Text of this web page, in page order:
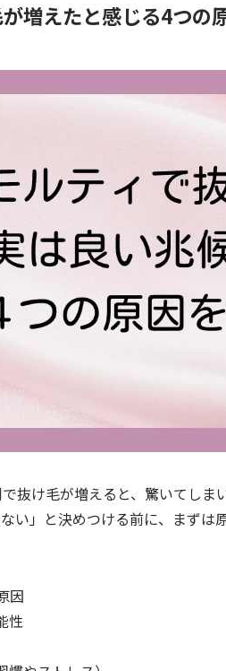
増えたと感じる4つの
抜け毛が増えると、驚いてし
い」と決めつける前に、まずは
因
性